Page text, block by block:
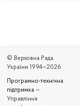
© Верховна Рада
України 1994—2026
Програмно-технічна
підтримка —
Управління